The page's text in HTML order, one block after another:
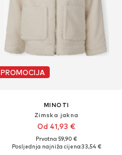
PROMOCIJA
MINOTI
Zimska jakna
Od 41,93 €
Prvotno: 59,90 €
Posljednja najniža cijena:33,54 €